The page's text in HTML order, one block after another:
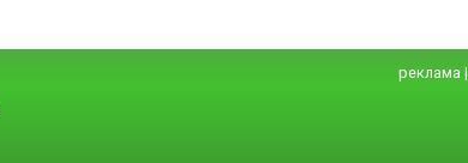
реклама |